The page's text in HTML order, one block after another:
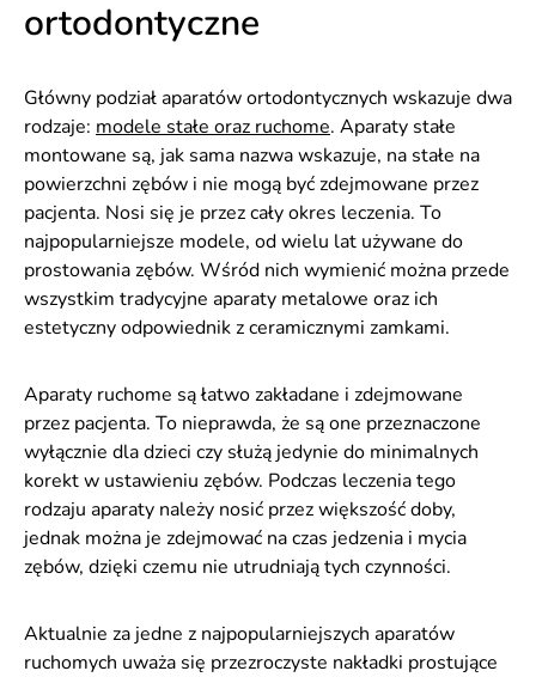
ortodontyczne
Główny podział aparatów ortodontycznych wskazuje dwa
rodzaje: modele stałe oraz ruchome. Aparaty stałe
montowane są, jak sama nazwa wskazuje, na stałe na
powierzchni zębów i nie mogą być zdejmowane przez
pacjenta. Nosi się je przez cały okres leczenia. To
najpopularniejsze modele, od wielu lat używane do
prostowania zębów. Wśród nich wymienić można przede
wszystkim tradycyjne aparaty metalowe oraz ich
estetyczny odpowiednik z ceramicznymi zamkami.
Aparaty ruchome są łatwo zakładane i zdejmowane
przez pacjenta. To nieprawda, że są one przeznaczone
wyłącznie dla dzieci czy służą jedynie do minimalnych
korekt w ustawieniu zębów. Podczas leczenia tego
rodzaju aparaty należy nosić przez większość doby,
jednak można je zdejmować na czas jedzenia i mycia
zębów, dzięki czemu nie utrudniają tych czynności.
Aktualnie za jedne z najpopularniejszych aparatów
ruchomych uważa się przezroczyste nakładki prostujące